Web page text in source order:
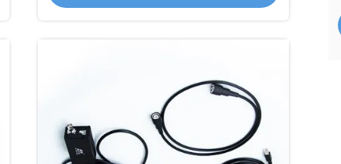
la température de qualité industrielle